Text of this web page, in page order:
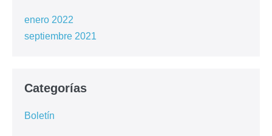
enero 2022
septiembre 2021
Categorías
Boletín